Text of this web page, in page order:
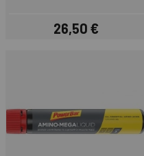
Preis
26,50 €